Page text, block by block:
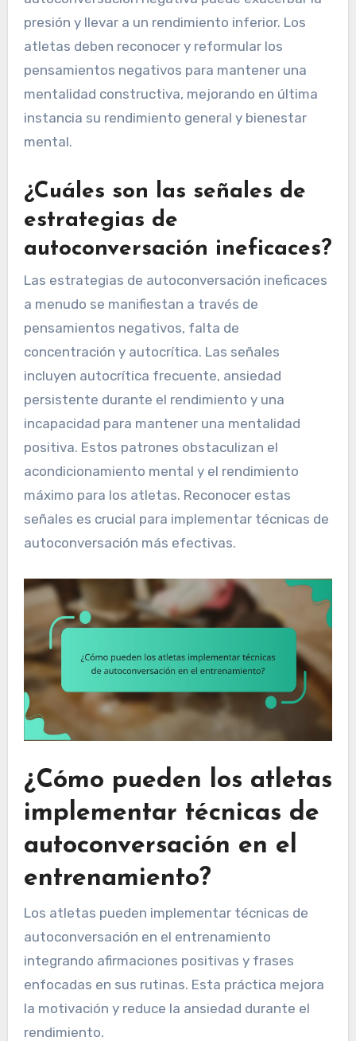
presión y llevar a un rendimiento inferior. Los
atletas deben reconocer y reformular los
pensamientos negativos para mantener una
mentalidad constructiva, mejorando en última
instancia su rendimiento general y bienestar
mental.
¿Cuáles son las señales de
estrategias de
autoconversación ineficaces?
Las estrategias de autoconversación ineficaces
a menudo se manifiestan a través de
pensamientos negativos, falta de
concentración y autocrítica. Las señales
incluyen autocrítica frecuente, ansiedad
persistente durante el rendimiento y una
incapacidad para mantener una mentalidad
positiva. Estos patrones obstaculizan el
acondicionamiento mental y el rendimiento
máximo para los atletas. Reconocer estas
señales es crucial para implementar técnicas de
autoconversación más efectivas.
¿Cómo pueden los atletas
implementar técnicas de
autoconversación en el
entrenamiento?
Los atletas pueden implementar técnicas de
autoconversación en el entrenamiento
integrando afirmaciones positivas y frases
enfocadas en sus rutinas. Esta práctica mejora
la motivación y reduce la ansiedad durante el
rendimiento.